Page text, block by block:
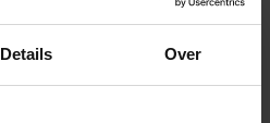
Details Over